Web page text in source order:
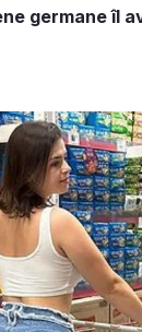
germane îl